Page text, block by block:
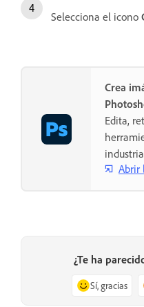
Selecciona el icono
Crea
Edita,
Abrir
¿Te ha
Sí, gracias